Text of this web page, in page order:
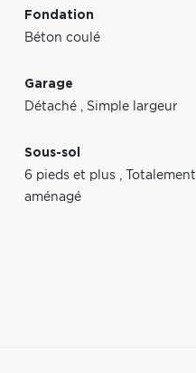
Fondation
Béton coulé
Garage
Détaché , Simple largeur
Sous-sol
6 pieds et plus ,
Totalement
aménagé